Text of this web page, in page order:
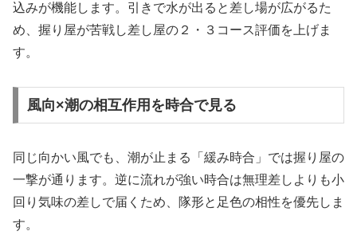
込みが機能します。引きで水が出ると差し場が広がるた
め、握り屋が苦戦し差し屋の２・３コース評価を上げま
す。
風向×潮の相互作用を時合で見る
同じ向かい風でも、潮が止まる「緩み時合」では握り屋の
一撃が通ります。逆に流れが強い時合は無理差しよりも小
回り気味の差しで届くため、隊形と足色の相性を優先しま
す。